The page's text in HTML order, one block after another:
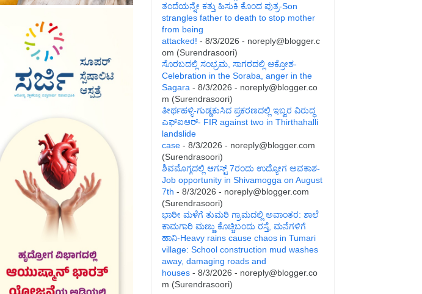
ತಂದೆಯನ್ನೇ ಕತ್ತು ಹಿಸುಕಿ ಕೊಂದ ಪುತ್ರ-Son
strangles father to death to stop mother
from being
attacked! - 8/3/2026 - noreply@blogger.c
om (Surendrasoori)
ಸೊರಬದಲ್ಲಿ ಸಂಭ್ರಮ, ಸಾಗರದಲ್ಲಿ ಆಕ್ರೋಶ-
Celebration in the Soraba, anger in the
Sagara - 8/3/2026 - noreply@blogger.co
m (Surendrasoori)
ತೀರ್ಥಹಳ್ಳಿ-ಗುಡ್ಡಕುಸಿದ ಪ್ರಕರಣದಲ್ಲಿ ಇಬ್ವರ ವಿರುದ್ಧ
ಎಫ್ಐಆರ್- FIR against two in Thirthahalli
landslide
case - 8/3/2026 - noreply@blogger.com
(Surendrasoori)
ಶಿವಮೊಗ್ಗದಲ್ಲಿ ಆಗಸ್ಟ್ 7ರಂದು ಉದ್ಯೋಗ ಅವಕಾಶ-
Job opportunity in Shivamogga on August
7th - 8/3/2026 - noreply@blogger.com
(Surendrasoori)
ಭಾರೀ ಮಳೆಗೆ ತುಮರಿ ಗ್ರಾಮದಲ್ಲಿ ಅವಾಂತರ: ಶಾಲೆ
ಕಾಮಗಾರಿ ಮಣ್ಣು ಕೊಚ್ಚಿಬಂದು ರಸ್ತೆ, ಮನೆಗಳಿಗೆ
ಹಾನಿ-Heavy rains cause chaos in Tumari
village: School construction mud washes
away, damaging roads and
houses - 8/3/2026 - noreply@blogger.co
m (Surendrasoori)